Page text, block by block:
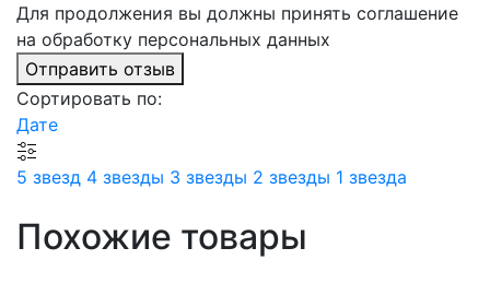
Для продолжения вы должны принять соглашение
на обработку персональных данных
Отправить отзыв
Сортировать по:
Дате
5 звезд 4 звезды 3 звезды 2 звезды 1 звезда
Похожие товары